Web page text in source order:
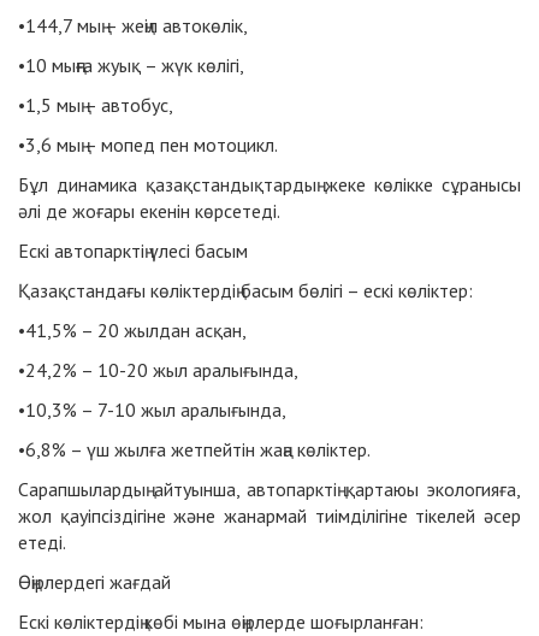
•144,7 мың – жеңіл автокөлік,
•10 мыңға жуық – жүк көлігі,
•1,5 мың – автобус,
•3,6 мың – мопед пен мотоцикл.
Бұл динамика қазақстандықтардың жеке көлікке сұранысы
әлі де жоғары екенін көрсетеді.
Ескі автопарктің үлесі басым
Қазақстандағы көліктердің басым бөлігі – ескі көліктер:
•41,5% – 20 жылдан асқан,
•24,2% – 10-20 жыл аралығында,
•10,3% – 7-10 жыл аралығында,
•6,8% – үш жылға жетпейтін жаңа көліктер.
Сарапшылардың айтуынша, автопарктің қартаюы экологияға,
жол қауіпсіздігіне және жанармай тиімділігіне тікелей әсер
етеді.
Өңірлердегі жағдай
Ескі көліктердің көбі мына өңірлерде шоғырланған: